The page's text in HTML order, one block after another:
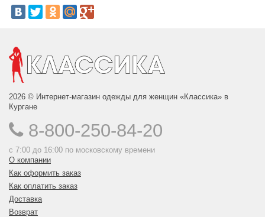
2026 © Интернет-магазин одежды для женщин «Классика» в
Кургане
8-800-250-84-20
с 7:00 до 16:00 по московскому времени
О компании
Как оформить заказ
Как оплатить заказ
Доставка
Возврат